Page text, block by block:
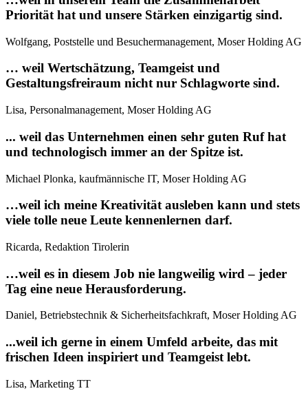
Priorität hat und unsere Stärken einzigartig sind.
Wolfgang, Poststelle und Besuchermanagement, Moser Holding AG
… weil Wertschätzung, Teamgeist und
Gestaltungsfreiraum nicht nur Schlagworte sind.
Lisa, Personalmanagement, Moser Holding AG
... weil das Unternehmen einen sehr guten Ruf hat
und technologisch immer an der Spitze ist.
Michael Plonka, kaufmännische IT, Moser Holding AG
…weil ich meine Kreativität ausleben kann und stets
viele tolle neue Leute kennenlernen darf.
Ricarda, Redaktion Tirolerin
…weil es in diesem Job nie langweilig wird – jeder
Tag eine neue Herausforderung.
Daniel, Betriebstechnik & Sicherheitsfachkraft, Moser Holding AG
...weil ich gerne in einem Umfeld arbeite, das mit
frischen Ideen inspiriert und Teamgeist lebt.
Lisa, Marketing TT